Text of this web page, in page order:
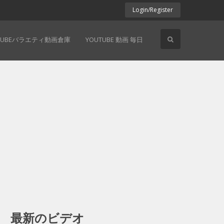
Login/Register
バラエティ動画倉庫 YOUTUBE 動画 毎日
最新のビデオ